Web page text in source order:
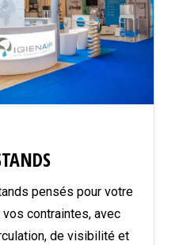
pensés pour votre
contraintes, avec
de visibilité et